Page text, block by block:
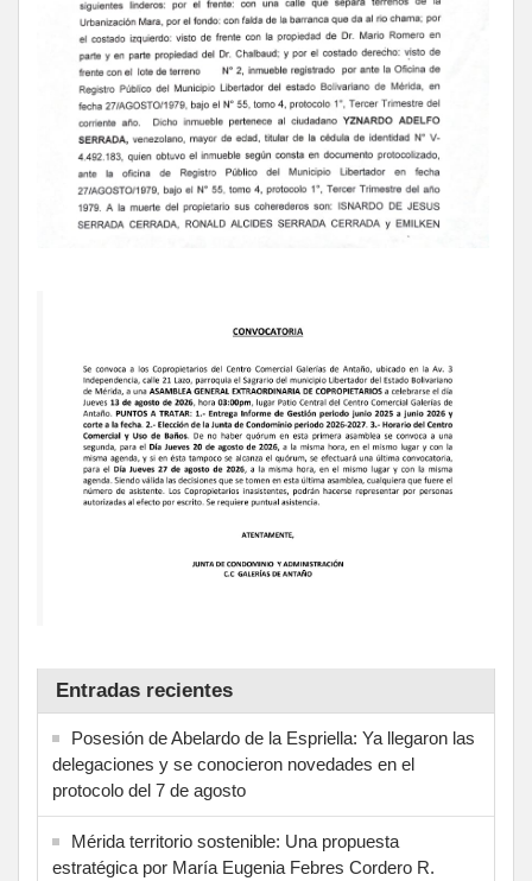
Entradas recientes
Posesión de Abelardo de la Espriella: Ya llegaron las
delegaciones y se conocieron novedades en el
protocolo del 7 de agosto
Mérida territorio sostenible: Una propuesta
estratégica por María Eugenia Febres Cordero R.